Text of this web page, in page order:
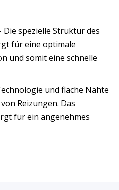
- Die spezielle Struktur des
für eine optimale
und somit eine schnelle
und flache Nähte
Reizungen. Das
für ein angenehmes